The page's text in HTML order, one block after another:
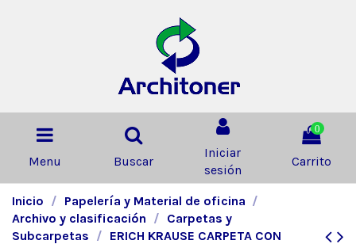
Menu Buscar
Iniciar
sesión
0
Carrito
Inicio
Papelería y Material de oficina
Archivo y clasificación
Carpetas y
Subcarpetas
ERICH KRAUSE CARPETA CON